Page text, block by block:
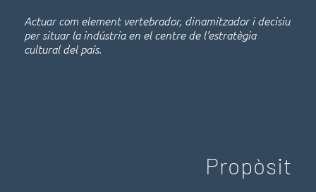
Actuar com element vertebrador, dinamitzador i decisiu
per situar la indústria en el centre de l’estratègia
cultural del país.
Propòsit